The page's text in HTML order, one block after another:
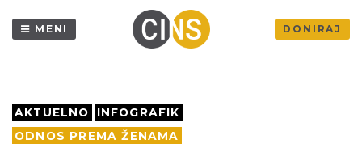
MENI DONIRAJ
AKTUELNO
INFOGRAFIK
ODNOS PREMA ŽENAMA